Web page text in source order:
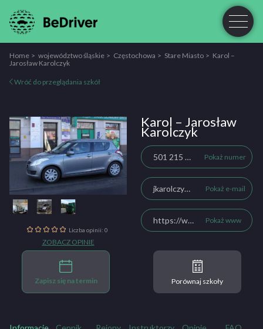
Home województwo śląskie Częstochowa Stare Miasto
Karol –
Jarosław Karolczyk
Wróć do przeglądania szkół
Liczba opinii: 0
ZOBACZ OPINIE
Karol – Jarosław
Karolczyk
501 215 954 Pokaż numer
jkarolczyk1@wp.pl Pokaż e-mail
https://www.prawojazdykarol.pl Pokaż www
Zapisz się na termin Porównaj szkoły